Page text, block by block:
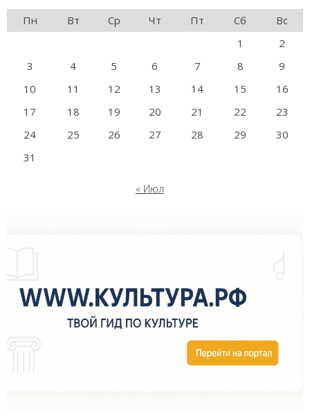
Пн
Вт Ср Чт Пт Сб
Вс
1
2
3
4 5 6 7 8
9
10
11 12 13 14 15
16
17
18 19 20 21 22
23
24
25 26 27 28 29
30
31
« Июл